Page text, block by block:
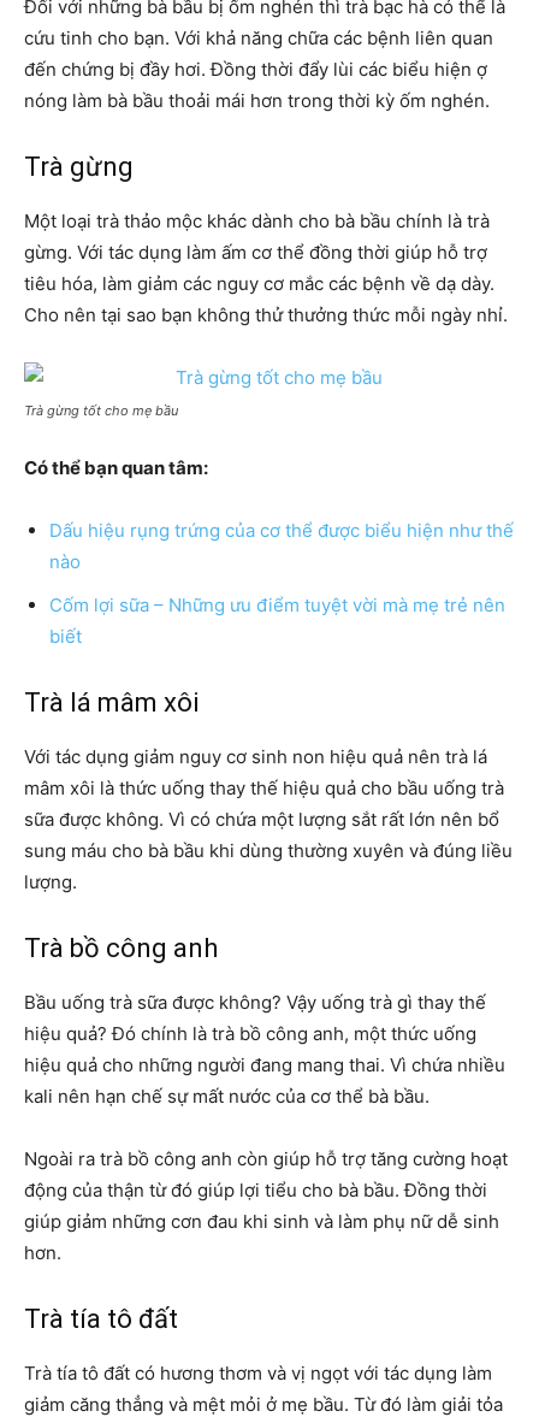
Đối với những bà bầu bị ốm nghén thì trà bạc hà có thể là
cứu tinh cho bạn. Với khả năng chữa các bệnh liên quan
đến chứng bị đầy hơi. Đồng thời đẩy lùi các biểu hiện ợ
nóng làm bà bầu thoải mái hơn trong thời kỳ ốm nghén.
Trà gừng
Một loại trà thảo mộc khác dành cho bà bầu chính là trà
gừng. Với tác dụng làm ấm cơ thể đồng thời giúp hỗ trợ
tiêu hóa, làm giảm các nguy cơ mắc các bệnh về dạ dày.
Cho nên tại sao bạn không thử thưởng thức mỗi ngày nhỉ.
Trà gừng tốt cho mẹ bầu
Có thể bạn quan tâm:
Dấu hiệu rụng trứng của cơ thể được biểu hiện như thế
nào
Cốm lợi sữa – Những ưu điểm tuyệt vời mà mẹ trẻ nên
biết
Trà lá mâm xôi
Với tác dụng giảm nguy cơ sinh non hiệu quả nên trà lá
mâm xôi là thức uống thay thế hiệu quả cho bầu uống trà
sữa được không. Vì có chứa một lượng sắt rất lớn nên bổ
sung máu cho bà bầu khi dùng thường xuyên và đúng liều
lượng.
Trà bồ công anh
Bầu uống trà sữa được không? Vậy uống trà gì thay thế
hiệu quả? Đó chính là trà bồ công anh, một thức uống
hiệu quả cho những người đang mang thai. Vì chứa nhiều
kali nên hạn chế sự mất nước của cơ thể bà bầu.
Ngoài ra trà bồ công anh còn giúp hỗ trợ tăng cường hoạt
động của thận từ đó giúp lợi tiểu cho bà bầu. Đồng thời
giúp giảm những cơn đau khi sinh và làm phụ nữ dễ sinh
hơn.
Trà tía tô đất
Trà tía tô đất có hương thơm và vị ngọt với tác dụng làm
giảm căng thẳng và mệt mỏi ở mẹ bầu. Từ đó làm giải tỏa